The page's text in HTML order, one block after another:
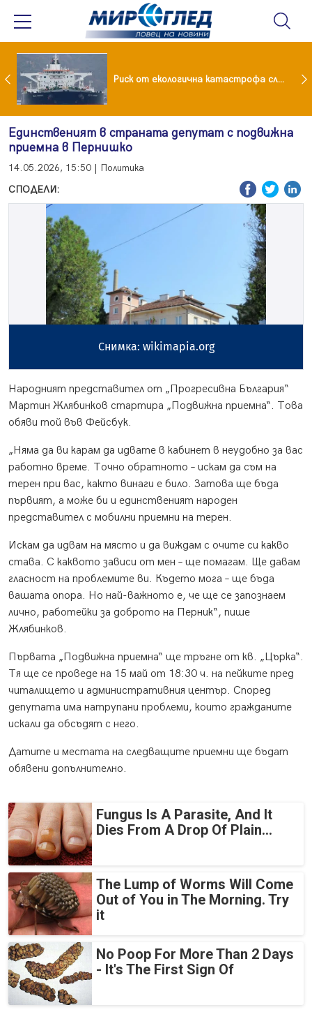
„Тиха пандемия“: Увеличава се антибиотичната резистентност при децата Риск от екологична катастрофа след нефтен разлив
Единственият в страната депутат с подвижна
приемна в Пернишко
14.05.2026, 15:50 | Политика
СПОДЕЛИ:
Снимка: wikimapia.org
Народният представител от „Прогресивна България“
Мартин Жлябинков стартира „Подвижна приемна“. Това
обяви той във Фейсбук.
„Няма да ви карам да идвате в кабинет в неудобно за вас
работно време. Точно обратното – искам да съм на
терен при вас, както винаги е било. Затова ще бъда
първият, а може би и единственият народен
представител с мобилни приемни на терен.
Искам да идвам на място и да виждам с очите си какво
става. С каквото зависи от мен – ще помагам. Ще давам
гласност на проблемите ви. Където мога – ще бъда
вашата опора. Но най-важното е, че ще се запознаем
лично, работейки за доброто на Перник“, пише
Жлябинков.
Първата „Подвижна приемна“ ще тръгне от кв. „Църка“.
Тя ще се проведе на 15 май от 18:30 ч. на пейките пред
читалището и административния център. Според
депутата има натрупани проблеми, които гражданите
искали да обсъдят с него.
Датите и местата на следващите приемни ще бъдат
обявени допълнително.
Fungus Is A Parasite, And It
Dies From A Drop Of Plain...
The Lump of Worms Will Come
Out of You in The Morning. Try
it
No Poop For More Than 2 Days
- It's The First Sign Of